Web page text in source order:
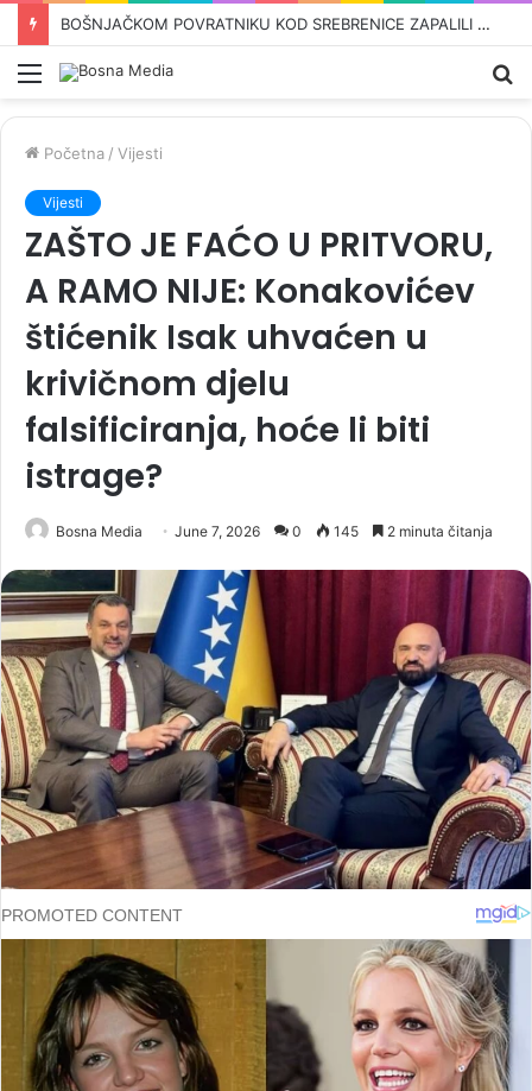
OVO SU KANDIDATI SNSD-a ZA PARLAMENT BiH: Pored Vulićke i Amidžića tu su i…
Meni
Početna / Vijesti
Vijesti
ZAŠTO JE FAĆO U PRITVORU,
A RAMO NIJE: Konakovićev
štićenik Isak uhvaćen u
krivičnom djelu
falsificiranja, hoće li biti
istrage?
Bosna Media June 7, 2026 0 145 2 minuta čitanja